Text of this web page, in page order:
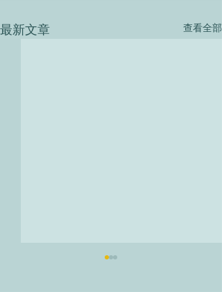
最新文章 查看全部